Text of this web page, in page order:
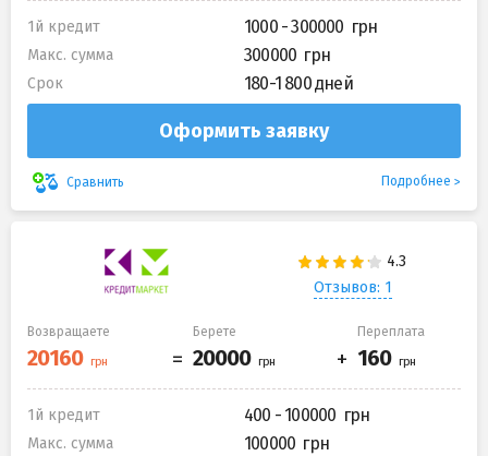
1й кредит 1000 - 300000
Макс. сумма 300000
Срок 180-1 800 дней
Оформить заявку
Сравнить Подробнее
Отзывов: 1
Возвращаете Берете Переплата
1й кредит 400 - 100000
Макс. сумма 100000